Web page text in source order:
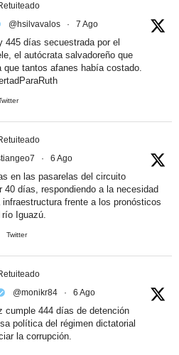
@hsilvavalos · 7 Ago
445 días secuestrada por el
el autócrata salvadoreño que
que tantos afanes había costado.
· 6 Ago
en las pasarelas del circuito
40 días, respondiendo a la necesidad
frente a los pronósticos
Iguazú.
Twitter
@monikr84 · 6 Ago
cumple 444 días de detención
política del régimen dictatorial
la corrupción.